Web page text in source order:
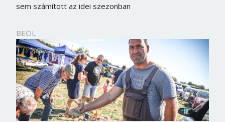
sem számított az idei szezonban
BEOL